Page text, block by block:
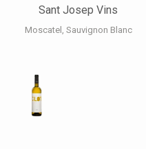
Sant Josep Vins
Moscatel Sauvignon Blanc